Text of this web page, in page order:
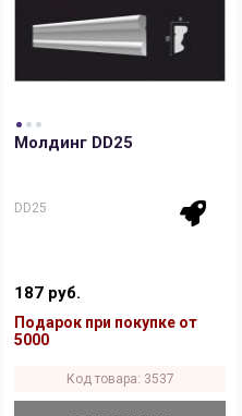
Молдинг DD25
DD25
187 руб.
Подарок при покупке от
5000
Код товара: 3537